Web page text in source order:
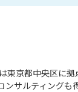
東京都中央区に
サルティングも